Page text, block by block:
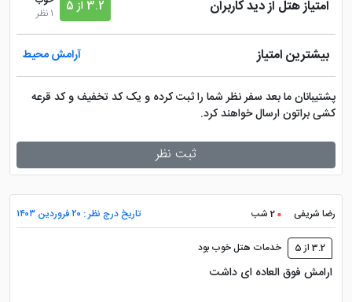
امتیاز هتل از دید کاربران 3.2 از 5
1 نظر
بیشترین امتیاز آرامش محیط
پشتیبانان ما بعد سفر نظر شما را ثبت کرده و یک کد تخفیف و کد قرعه
کشی براتون ارسال خواهند کرد.
ثبت نظر
رضا شریفی 2 شب تاریخ درج نظر : ۲۰ فروردین ۱۴۰۳
3.2 از 5 خدمات هتل خوب بود
ارامش فوق العاده ای داشت